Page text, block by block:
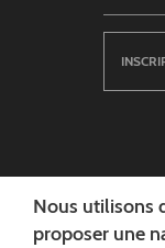
Nous utilisons
proposer une